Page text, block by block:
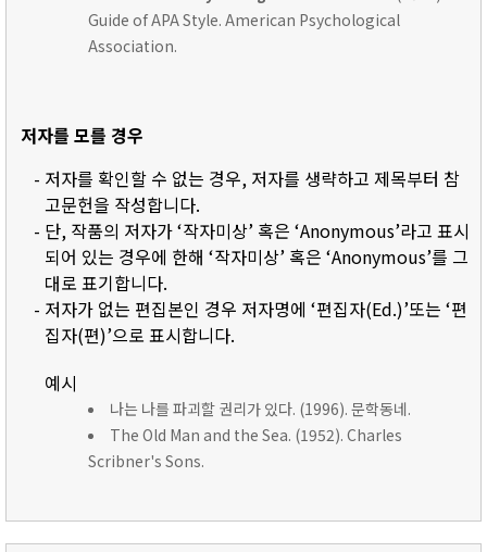
Guide of APA Style. American Psychological
Association.
저자를 모를 경우
- 저자를 확인할 수 없는 경우, 저자를 생략하고 제목부터 참
고문헌을 작성합니다.
- 단, 작품의 저자가 ‘작자미상’ 혹은 ‘Anonymous’라고 표시
되어 있는 경우에 한해 ‘작자미상’ 혹은 ‘Anonymous’를 그
대로 표기합니다.
- 저자가 없는 편집본인 경우 저자명에 ‘편집자(Ed.)’또는 ‘편
집자(편)’으로 표시합니다.
예시
나는 나를 파괴할 권리가 있다. (1996). 문학동네.
The Old Man and the Sea. (1952). Charles
Scribner's Sons.